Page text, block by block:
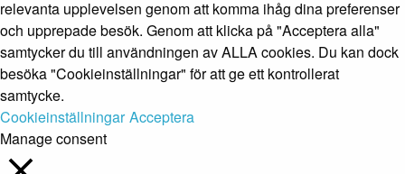
relevanta upplevelsen genom att komma ihåg dina preferenser
och upprepade besök. Genom att klicka på "Acceptera alla"
samtycker du till användningen av ALLA cookies. Du kan dock
besöka "Cookieinställningar" för att ge ett kontrollerat
samtycke.
Cookieinställningar Acceptera
Manage consent